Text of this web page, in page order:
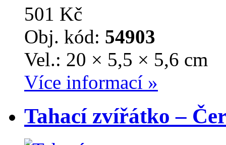
501 Kč
Obj. kód: 54903
Vel.: 20 × 5,5 × 5,6 cm
Více informací »
Tahací zvířátko –